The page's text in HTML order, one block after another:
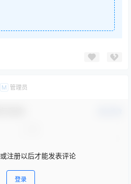
M 管理员
注册以后才能发表评论
登录